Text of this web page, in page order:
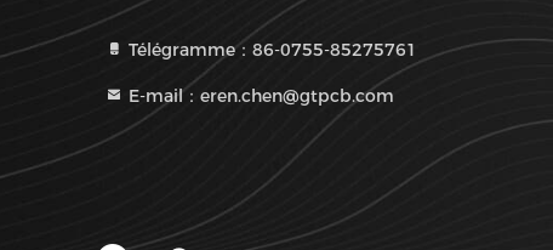
Télégramme：86-0755-85275761
E-mail：eren.chen@gtpcb.com